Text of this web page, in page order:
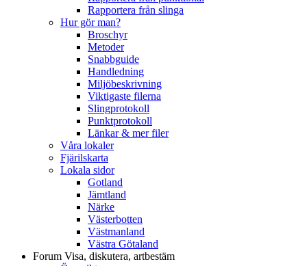
Rapportera från slinga
Hur gör man?
Broschyr
Metoder
Snabbguide
Handledning
Miljöbeskrivning
Viktigaste filerna
Slingprotokoll
Punktprotokoll
Länkar & mer filer
Våra lokaler
Fjärilskarta
Lokala sidor
Gotland
Jämtland
Närke
Västerbotten
Västmanland
Västra Götaland
Forum Visa, diskutera, artbestäm